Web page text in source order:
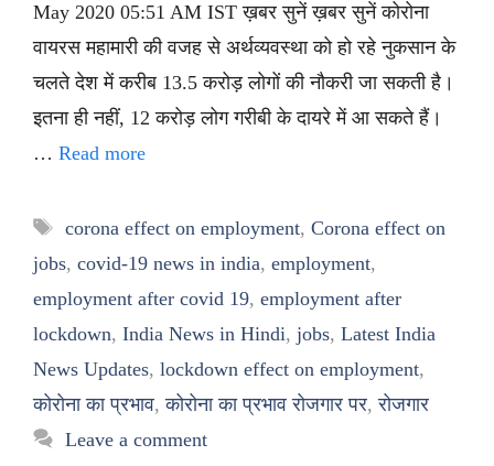
May 2020 05:51 AM IST ख़बर सुनें ख़बर सुनें कोरोना
वायरस महामारी की वजह से अर्थव्यवस्था को हो रहे नुकसान के
चलते देश में करीब 13.5 करोड़ लोगों की नौकरी जा सकती है।
इतना ही नहीं, 12 करोड़ लोग गरीबी के दायरे में आ सकते हैं।
… Read more
Tags
corona effect on employment, Corona effect on
jobs, covid-19 news in india, employment,
employment after covid 19, employment after
lockdown, India News in Hindi, jobs, Latest India
News Updates, lockdown effect on employment,
कोरोना का प्रभाव,कोरोना का प्रभाव रोजगार पर,रोजगार
Leave a comment